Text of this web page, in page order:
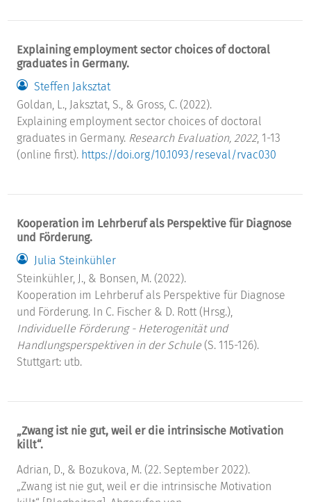
Explaining employment sector choices of doctoral
graduates in Germany.
Steffen Jaksztat
Goldan, L., Jaksztat, S., & Gross, C. (2022).
Explaining employment sector choices of doctoral
graduates in Germany. Research Evaluation, 2022, 1-13
(online first). https://doi.org/10.1093/reseval/rvac030
Kooperation im Lehrberuf als Perspektive für Diagnose
und Förderung.
Julia Steinkühler
Steinkühler, J., & Bonsen, M. (2022).
Kooperation im Lehrberuf als Perspektive für Diagnose
und Förderung. In C. Fischer & D. Rott (Hrsg.),
Individuelle Förderung - Heterogenität und
Handlungsperspektiven in der Schule (S. 115-126).
Stuttgart: utb.
„Zwang ist nie gut, weil er die intrinsische Motivation
killt“.
Adrian, D., & Bozukova, M. (22. September 2022).
„Zwang ist nie gut, weil er die intrinsische Motivation